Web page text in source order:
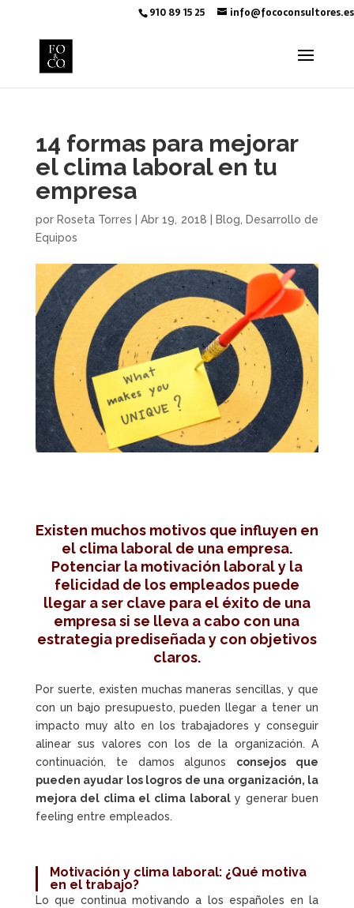
910 89 15 25 info@fococonsultores.es
14 formas para mejorar
el clima laboral en tu
empresa
por Roseta Torres |Abr 19, 2018 Blog
Desarrollo de
Equipos
Existen muchos motivos que influyen en
el clima laboral de una empresa.
Potenciar la motivación laboral y la
felicidad de los empleadospuede
llegar a ser clave para el éxito de una
empresa si se lleva a cabo con una
estrategia prediseñada y con objetivos
claros.
Por suerte, existen muchas maneras sencillas, y que
con un bajo presupuesto, pueden llegar a tener un
impacto muy alto en los trabajadores y conseguir
alinear sus valores con los de la organización. A
continuación, te damos algunos consejos que
pueden ayudar los logros de una organización, la
mejora del clima el clima laboraly generar buen
feeling entre empleados.
Motivación y clima laboral: ¿Qué motiva
en el trabajo?
Lo que continua motivando a los españoles en la